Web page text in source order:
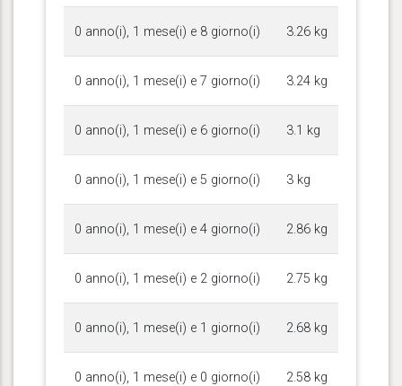
0 anno(i), 1 mese(i) e 8 giorno(i) 3.26 kg
0 anno(i), 1 mese(i) e 7 giorno(i) 3.24 kg
0 anno(i), 1 mese(i) e 6 giorno(i) 3.1 kg
0 anno(i), 1 mese(i) e 5 giorno(i) 3 kg
0 anno(i), 1 mese(i) e 4 giorno(i) 2.86 kg
0 anno(i), 1 mese(i) e 2 giorno(i) 2.75 kg
0 anno(i), 1 mese(i) e 1 giorno(i) 2.68 kg
0 anno(i), 1 mese(i) e 0 giorno(i) 2.58 kg